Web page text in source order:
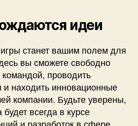
идеи
станет вашим полем для
вы сможете свободно
проводить
находить инновационные
компании. Будьте уверены,
всегда в курсе
и разработок в сфере